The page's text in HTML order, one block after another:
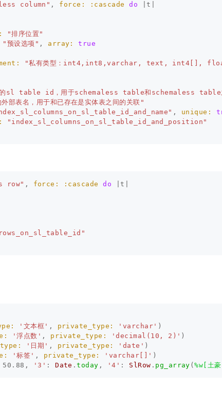
column" , force: :cascade do |t
"排序位置"
"预设选项" , array: true
"私有类型：int4,int8,varchar, text, int4[],
的sl table id，用于schemaless table和schemaless table
部表名，用于和已存在是实体表之间的关联"
, unique:
"index_sl_columns_on_sl_table_id_and_position"
row" , force: :cascade do |t
'文本框' , private_type: 'varchar' )
'浮点数' , private_type: 'decimal(10, 2)' )
'日期' , private_type: 'date' )
'标签' , private_type: 'varchar[]' )
50.88 , '3' : Date .today , '4' : SlRow . pg_array (%w[土